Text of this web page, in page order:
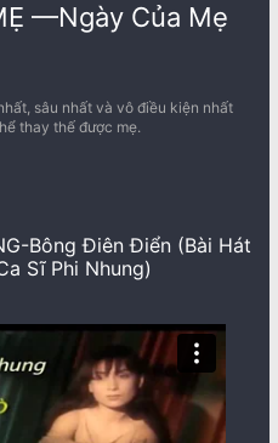
—Ngày Của Mẹ
sâu nhất và vô điều kiện nhất
thay thế được mẹ.
Bông Điên Điển (Bài Hát
Sĩ Phi Nhung)